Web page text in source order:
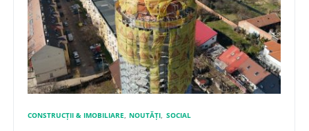
CONSTRUCȚII & IMOBILIARE NOUTĂȚI SOCIAL